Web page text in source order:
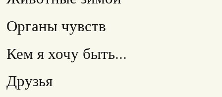
Органы чувств
Кем я хочу быть...
Друзья